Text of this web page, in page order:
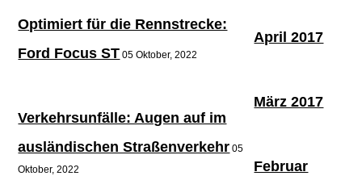
Optimiert für die Rennstrecke:
Ford Focus ST 05 Oktober, 2022
Verkehrsunfälle: Augen auf im
ausländischen Straßenverkehr 05
Oktober, 2022
April 2017
März 2017
Februar